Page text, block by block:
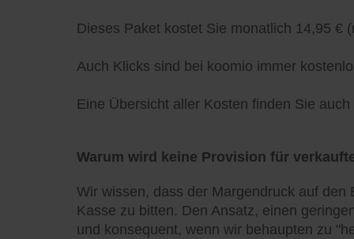
Dieses Paket kostet Sie monatlich 14,95 €
Auch Klicks sind bei koomio immer
Eine Übersicht aller Kosten finden Sie
Warum wird keine Provision für
Wir wissen, dass der Margendruck auf
Kasse zu bitten. Den Ansatz, einen
und konsequent, wenn wir behaupten zu